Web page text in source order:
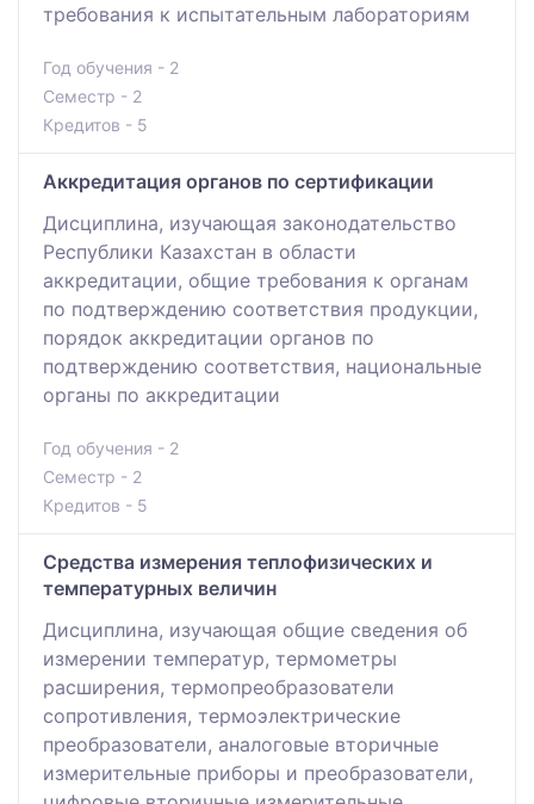
требования к испытательным лабораториям
Год обучения - 2
Семестр - 2
Кредитов - 5
Аккредитация органов по сертификации
Дисциплина, изучающая законодательство
Республики Казахстан в области
аккредитации, общие требования к органам
по подтверждению соответствия продукции,
порядок аккредитации органов по
подтверждению соответствия, национальные
органы по аккредитации
Год обучения - 2
Семестр - 2
Кредитов - 5
Средства измерения теплофизических и
температурных величин
Дисциплина, изучающая общие сведения об
измерении температур, термометры
расширения, термопреобразователи
сопротивления, термоэлектрические
преобразователи, аналоговые вторичные
измерительные приборы и преобразователи,